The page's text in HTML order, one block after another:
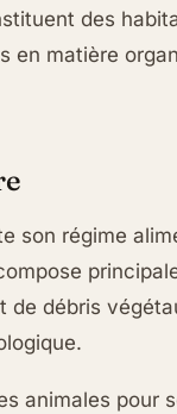
des
en matière
son régime
de débris
animales pour